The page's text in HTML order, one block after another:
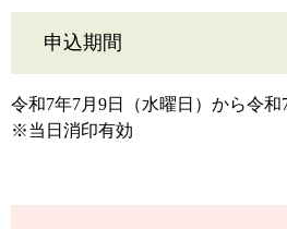
申込期間
令和7年7月9日（水曜日）から令
※当日消印有効